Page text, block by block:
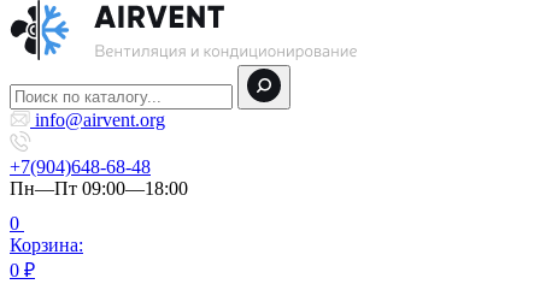
info@airvent.org
+7(904)648-68-48
Пн—Пт 09:00—18:00
0
Корзина:
0 ₽